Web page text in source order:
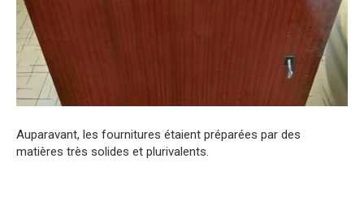
Auparavant, les fournitures étaient préparées par des
matières très solides et plurivalents.